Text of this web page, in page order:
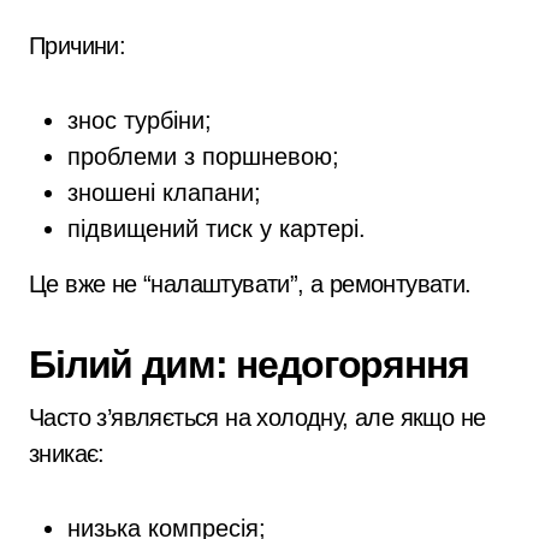
Причини:
знос турбіни;
проблеми з поршневою;
зношені клапани;
підвищений тиск у картері.
Це вже не “налаштувати”, а ремонтувати.
Білий дим: недогоряння
Часто з’являється на холодну, але якщо не
зникає:
низька компресія;